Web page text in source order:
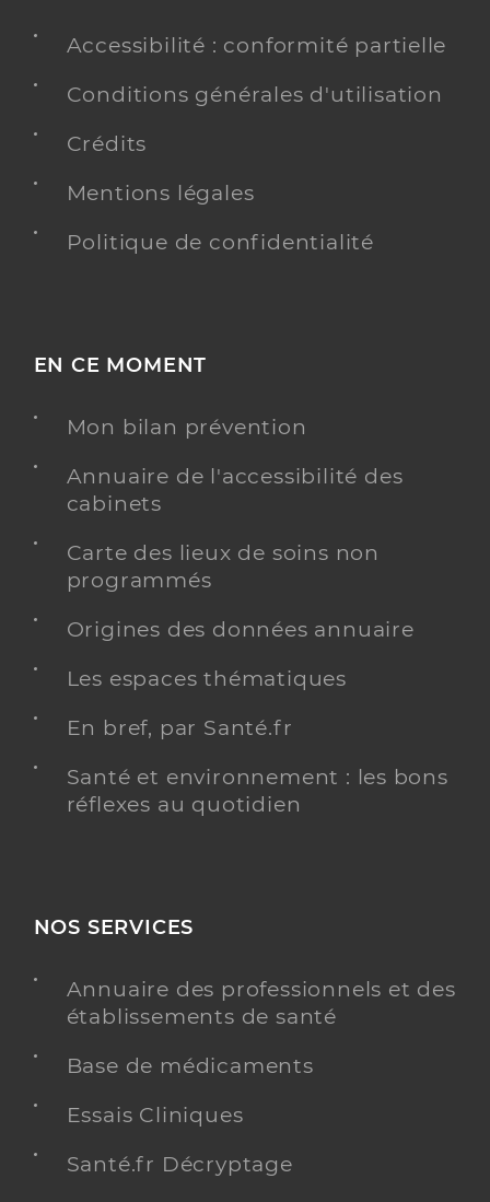
Accessibilité : conformité partielle
Conditions générales d'utilisation
Crédits
Mentions légales
Politique de confidentialité
EN CE MOMENT
Mon bilan prévention
Annuaire de l'accessibilité des
cabinets
Carte des lieux de soins non
programmés
Origines des données annuaire
Les espaces thématiques
En bref, par Santé.fr
Santé et environnement : les bons
réflexes au quotidien
NOS SERVICES
Annuaire des professionnels et des
établissements de santé
Base de médicaments
Essais Cliniques
Santé.fr Décryptage